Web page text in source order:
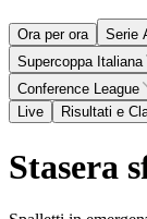
Ora per ora Serie
Supercoppa Italiana
Conference League
Live
Risultati e
Stasera